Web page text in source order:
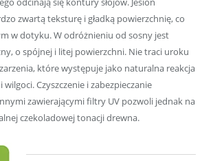
zwartą teksturę i gładką powierzchnię, co
w dotyku. W odróżnieniu od sosny jest
o spójnej i litej powierzchni. Nie traci uroku
które występuje jako naturalna reakcja
wilgoci. Czyszczenie i zabezpieczanie
zawierającymi filtry UV pozwoli jednak na
czekoladowej tonacji drewna.